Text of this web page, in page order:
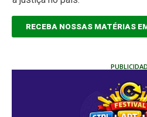
RECEBA NOSSAS MATÉRIAS